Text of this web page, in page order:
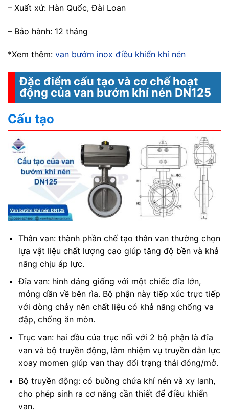
– Xuất xứ: Hàn Quốc, Đài Loan
– Bảo hành: 12 tháng
*Xem thêm: van bướm inox điều khiển khí nén
Đặc điểm cấu tạo và cơ chế hoạt
động của van bướm khí nén DN125
Cấu tạo
Thân van: thành phần chế tạo thân van thường chọn
lựa vật liệu chất lượng cao giúp tăng độ bền và khả
năng chịu áp lực.
Đĩa van: hình dáng giống với một chiếc đĩa lớn,
mỏng dần về bên rìa. Bộ phận này tiếp xúc trực tiếp
với dòng chảy nên chất liệu có khả năng chống va
đập, chống ăn mòn.
Trục van: hai đầu của trục nối với 2 bộ phận là đĩa
van và bộ truyền động, làm nhiệm vụ truyền dẫn lực
xoay momen giúp van thay đổi trạng thái đóng/mở.
Bộ truyền động: có buồng chứa khí nén và xy lanh,
cho phép sinh ra cơ năng cần thiết để điều khiển
van.